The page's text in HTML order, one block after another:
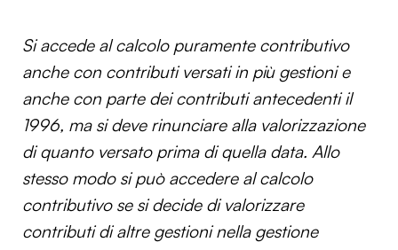
Si accede al calcolo puramente contributivo
anche con contributi versati in più gestioni e
anche con parte dei contributi antecedenti il
1996, ma si deve rinunciare alla valorizzazione
di quanto versato prima di quella data. Allo
stesso modo si può accedere al calcolo
contributivo se si decide di valorizzare
contributi di altre gestioni nella gestione